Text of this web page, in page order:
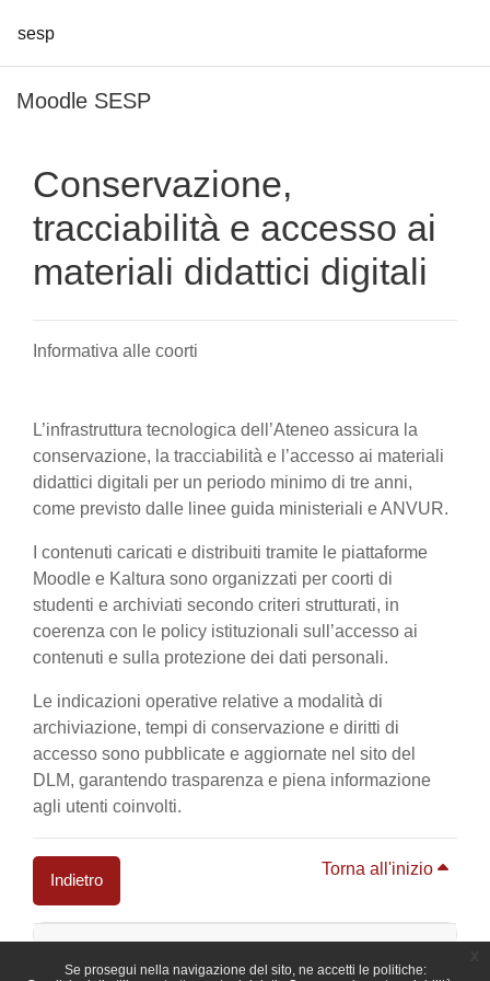
Se prosegui nella navigazione del sito, ne accetti le politiche:
sesp
Moodle SESP
Conservazione,
tracciabilità e accesso ai
materiali didattici digitali
Informativa alle coorti
L’infrastruttura tecnologica dell’Ateneo assicura la
conservazione, la tracciabilità e l’accesso ai materiali
didattici digitali per un periodo minimo di tre anni,
come previsto dalle linee guida ministeriali e ANVUR.
I contenuti caricati e distribuiti tramite le piattaforme
Moodle e Kaltura sono organizzati per coorti di
studenti e archiviati secondo criteri strutturati, in
coerenza con le policy istituzionali sull’accesso ai
contenuti e sulla protezione dei dati personali.
Le indicazioni operative relative a modalità di
archiviazione, tempi di conservazione e diritti di
accesso sono pubblicate e aggiornate nel sito del
DLM, garantendo trasparenza e piena informazione
agli utenti coinvolti.
Indietro
Torna all'inizio
Blocchi